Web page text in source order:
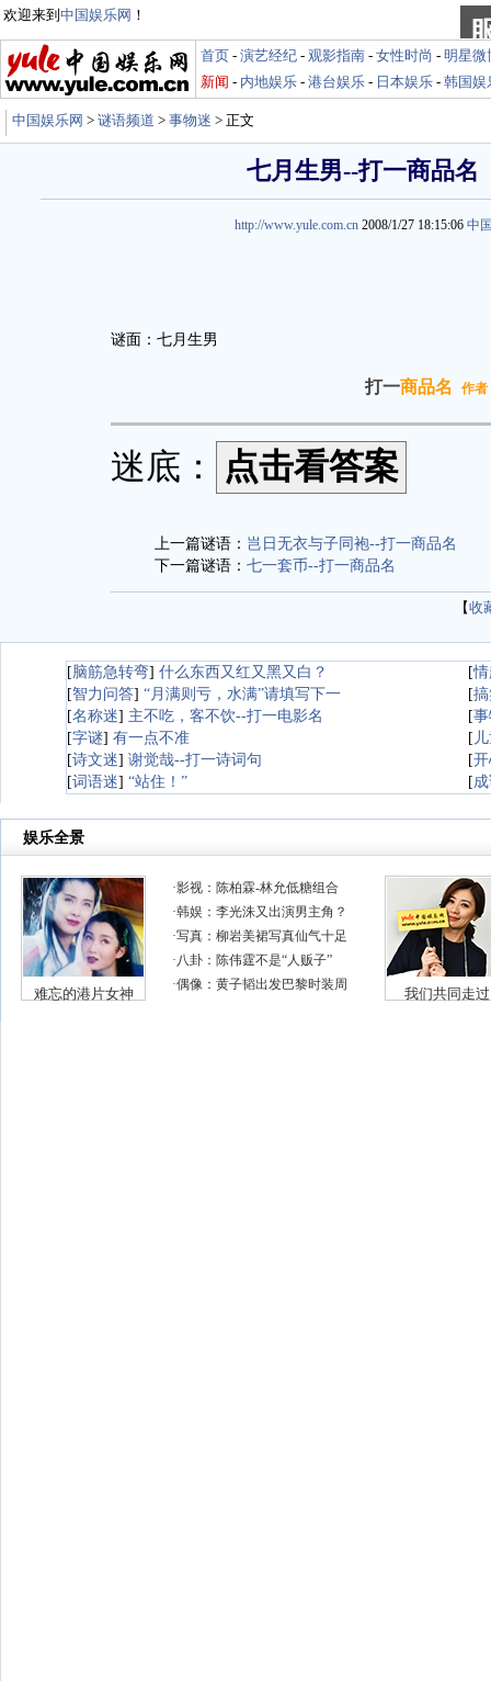
欢迎来到 中国娱乐网 ！
首页 - 演艺经纪 - 观影指南 - 女性时尚 - 明星微
新闻 - 内地娱乐 - 港台娱乐 - 日本娱乐 - 韩国娱
中国娱乐网 > 谜语频道 > 事物迷 > 正文
七月生男--打一商品名
http://www.yule.com.cn 2008/1/27 18:15:06 中
谜面：七月生男
打一商品名 作者
迷底：
上一篇谜语： 岂日无衣与子同袍--打一商品名
下一篇谜语： 七一套币--打一商品名
【收
[脑筋急转弯] 什么东西又红又黑又白？ [
[智力问答] “月满则亏，水满”请填写下一 [
[名称迷] 主不吃，客不饮--打一电影名 [
[字谜] 有一点不准 [
[诗文迷] 谢觉哉--打一诗词句 [
[词语迷] “站住！” [